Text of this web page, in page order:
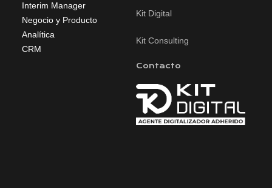
Interim Manager
Negocio y Producto
Analítica
CRM
Kit Digital
Kit Consulting
Contacto